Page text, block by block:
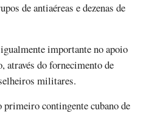
de antiaéreas e dezenas de
importante no apoio
através do fornecimento de
militares.
primeiro contingente cubano de